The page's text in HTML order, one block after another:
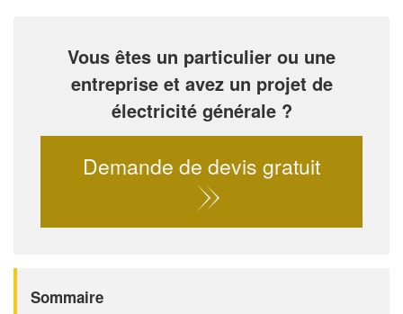
Vous êtes un particulier ou une
entreprise et avez un projet de
électricité générale ?
Demande de devis gratuit
Sommaire